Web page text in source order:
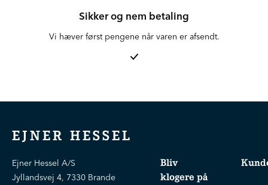
Sikker og nem betaling
Vi hæver først pengene når varen er afsendt.
EJNER HESSEL
Ejner Hessel A/S
Jyllandsvej 4, 7330 Brande
Bliv
klogere på